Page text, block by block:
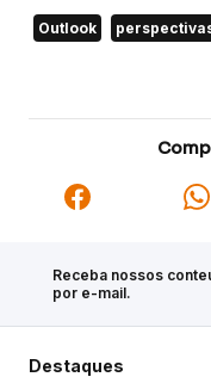
Outlook
Receba nossos
por e-mail.
Destaques